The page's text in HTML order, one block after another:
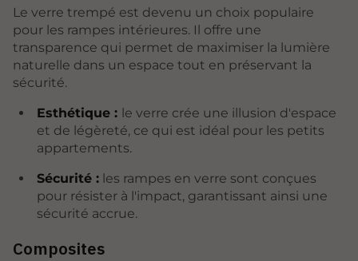
Le verre trempé est devenu un choix populaire
pour les rampes intérieures. Il offre une
transparence qui permet de maximiser la lumière
naturelle dans un espace tout en préservant la
sécurité.
Esthétique : le verre crée une illusion d'espace
et de légèreté, ce qui est idéal pour les petits
appartements.
Sécurité :les rampes en verre sont conçues
pour résister à l'impact, garantissant ainsi une
sécurité accrue.
Composites